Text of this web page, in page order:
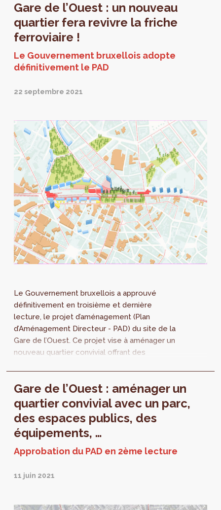
Gare de l’Ouest : un nouveau
quartier fera revivre la friche
ferroviaire !
Le Gouvernement bruxellois adopte
définitivement le PAD
22 septembre 2021
Le Gouvernement bruxellois a approuvé
définitivement en troisième et dernière
lecture, le projet d’aménagement (Plan
d’Aménagement Directeur - PAD) du site de la
Gare de l’Ouest. Ce projet vise à aménager un
nouveau quartier convivial offrant des
équipements métropolitains et locaux.
Consultez les documents du projet.
Gare de l’Ouest : aménager un
quartier convivial avec un parc,
des espaces publics, des
équipements, …
Approbation du PAD en 2ème lecture
11 juin 2021